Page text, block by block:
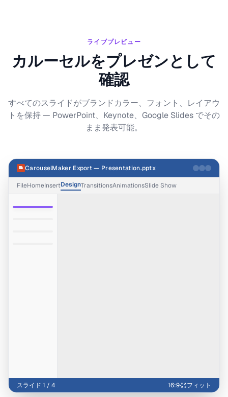
ライブプレビュー
カルーセルをプレゼンとして
確認
すべてのスライドがブランドカラー、フォント、レイアウ
トを保持 — PowerPoint、Keynote、Google Slides でその
まま発表可能。
CarouselMaker Export — Presentation.pptx
FileHomeInsertDesignTransitionsAnimationsSlide Show
スライド 1 / 4 16:9· フィット